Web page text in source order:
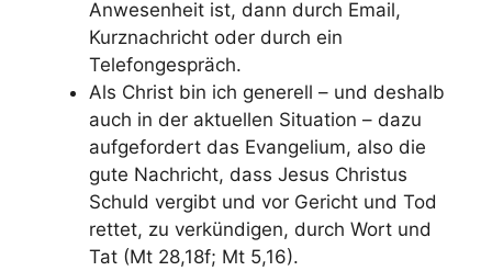
Anwesenheit ist, dann durch Email,
Kurznachricht oder durch ein
Telefongespräch.
Als Christ bin ich generell – und deshalb
auch in der aktuellen Situation – dazu
aufgefordert das Evangelium, also die
gute Nachricht, dass Jesus Christus
Schuld vergibt und vor Gericht und Tod
rettet, zu verkündigen, durch Wort und
Tat (Mt 28,18f; Mt 5,16).